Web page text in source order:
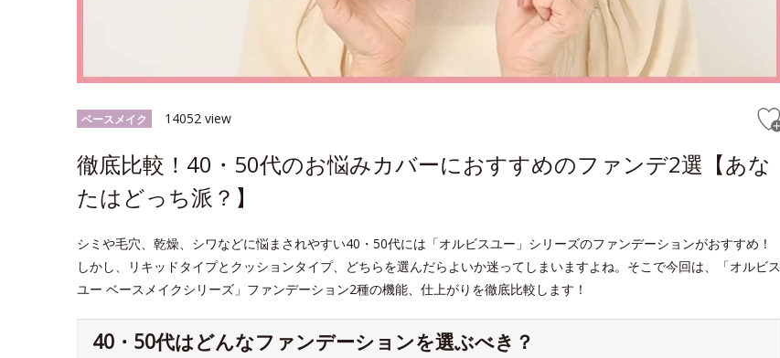
ベースメイク 14052 view
徹底比較！40・50代のお悩みカバーにおすすめのファンデ2選【あな
たはどっち派？】
シミや毛穴、乾燥、シワなどに悩まされやすい40・50代には「オルビスユー」シリーズのファンデーションがおすすめ！
しかし、リキッドタイプとクッションタイプ、どちらを選んだらよいか迷ってしまいますよね。そこで今回は、「オルビス
ユー ベースメイクシリーズ」ファンデーション2種の機能、仕上がりを徹底比較します！
40・50代はどんなファンデーションを選ぶべき？